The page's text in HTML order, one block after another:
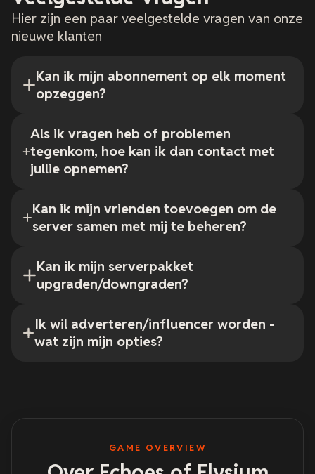
Hier zijn een paar veelgestelde vragen van onze
nieuwe klanten
Kan ik mijn abonnement op elk moment
opzeggen?
Als ik vragen heb of problemen
tegenkom, hoe kan ik dan contact met
jullie opnemen?
Kan ik mijn vrienden toevoegen om de
server samen met mij te beheren?
Kan ik mijn serverpakket
upgraden/downgraden?
Ik wil adverteren/influencer worden -
wat zijn mijn opties?
GAME OVERVIEW